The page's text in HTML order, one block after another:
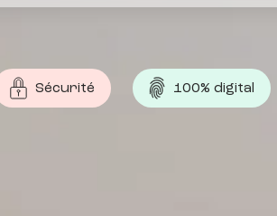
Sécurité 100% digital